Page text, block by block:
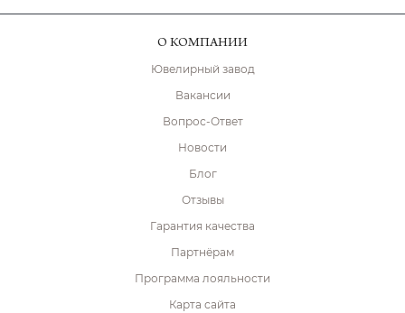
О КОМПАНИИ
Ювелирный завод
Вакансии
Вопрос-Ответ
Новости
Блог
Отзывы
Гарантия качества
Партнёрам
Программа лояльности
Карта сайта